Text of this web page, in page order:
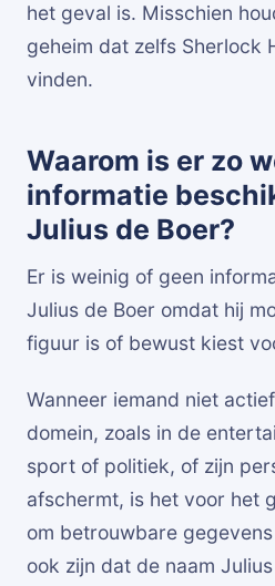
het geval is. Misschien
geheim dat zelfs Sherlock
vinden.
Waarom is er zo
informatie
Julius de Boer?
Er is weinig of geen
Julius de Boer omdat hij
figuur is of bewust kiest
Wanneer iemand niet
domein, zoals in de
sport of politiek, of zijn
afschermt, is het voor het
om betrouwbare
ook zijn dat de naam